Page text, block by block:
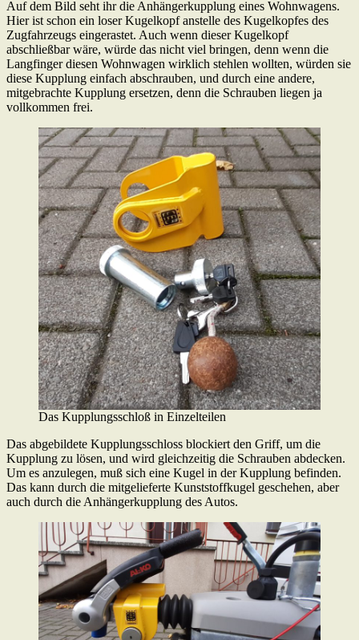
Auf dem Bild seht ihr die Anhängerkupplung eines Wohnwagens.
Hier ist schon ein loser Kugelkopf anstelle des Kugelkopfes des
Zugfahrzeugs eingerastet. Auch wenn dieser Kugelkopf
abschließbar wäre, würde das nicht viel bringen, denn wenn die
Langfinger diesen Wohnwagen wirklich stehlen wollten, würden sie
diese Kupplung einfach abschrauben, und durch eine andere,
mitgebrachte Kupplung ersetzen, denn die Schrauben liegen ja
vollkommen frei.
Das Kupplungsschloß in Einzelteilen
Das abgebildete Kupplungsschloss blockiert den Griff, um die
Kupplung zu lösen, und wird gleichzeitig die Schrauben abdecken.
Um es anzulegen, muß sich eine Kugel in der Kupplung befinden.
Das kann durch die mitgelieferte Kunststoffkugel geschehen, aber
auch durch die Anhängerkupplung des Autos.